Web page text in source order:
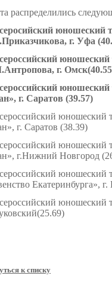
распределились
юношеский
г. Уфа
г.
г. Саратов (39.57)
юношеский
г. Саратов (38.39)
юношеский
г.Нижний Новгород
юношеский
Екатеринбурга»,
юношеский
к списку